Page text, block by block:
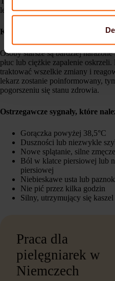
leczenie medyczne.
Kiedy należy koniecznie
Osoby starsze są bardziej
płuc lub ciężkie zapalenie
traktować wszelkie zmiany i
lekarz zostanie poinformowany,
pogorszeniu się stanu zdrowia.
Ostrzegawcze sygnały, które
Gorączka powyżej 38,5°C
Duszności lub niezwykle
Nowe splątanie, silne
Ból w klatce piersiowej lub
piersiowej
Niebieskawe usta lub
Nie pić przez kilka godzin
Silny, utrzymujący się
Praca dla
pielęgniarek w
Niemczech